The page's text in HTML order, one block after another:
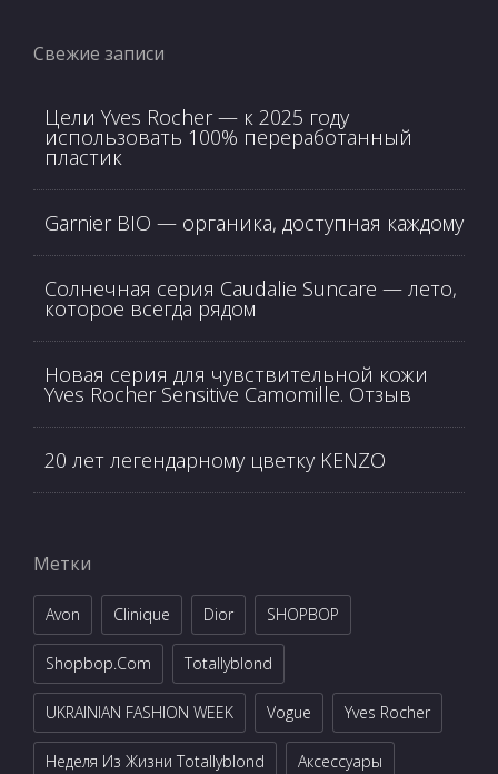
Свежие записи
Цели Yves Rocher — к 2025 году
использовать 100% переработанный
пластик
Garnier BIO — органика, доступная каждому
Солнечная серия Caudalie Suncare — лето,
которое всегда рядом
Новая серия для чувствительной кожи
Yves Rocher Sensitive Camomille. Отзыв
20 лет легендарному цветку KENZO
Метки
Avon Clinique Dior SHOPBOP
Shopbop.com Totallyblond
UKRAINIAN FASHION WEEK Vogue Yves Rocher
Неделя Из Жизни Totallyblond Аксессуары